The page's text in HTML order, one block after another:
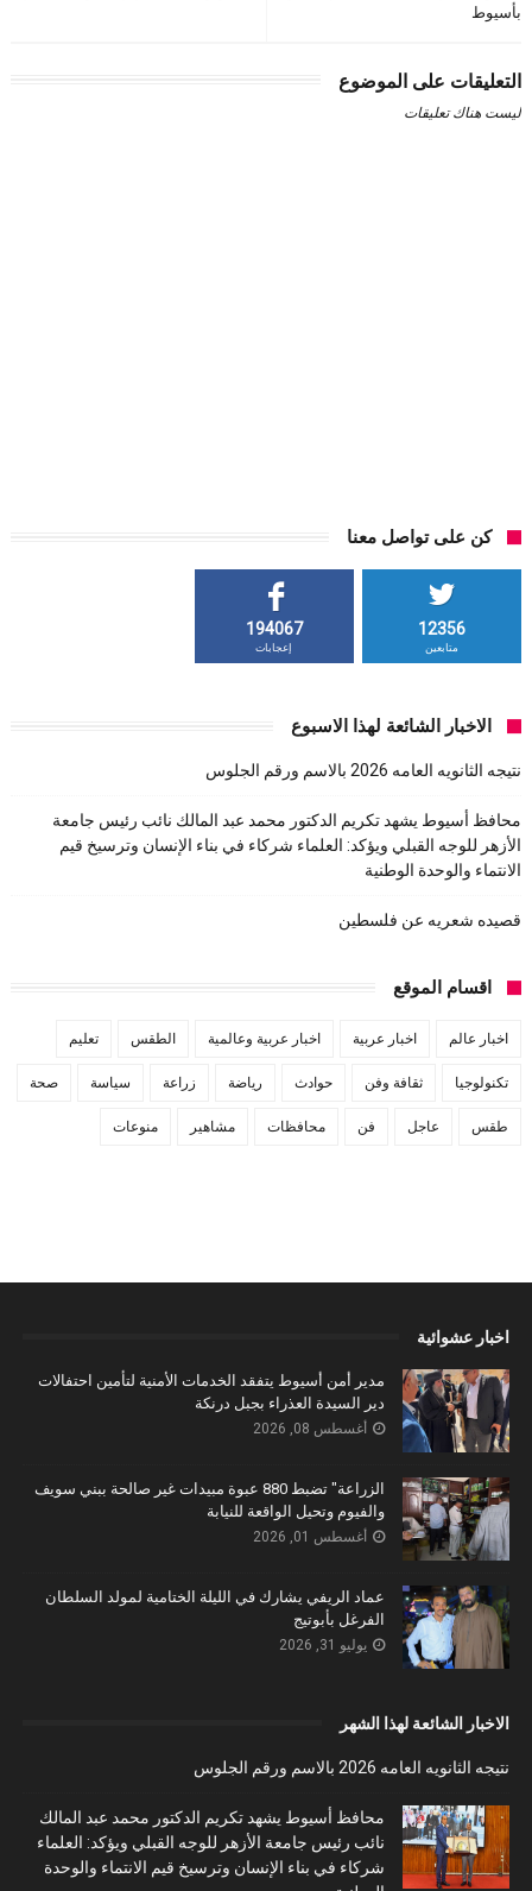
بأسيوط
التعليقات على الموضوع
ليست هناك تعليقات
كن على تواصل معنا
12356
متابعين
194067
إعجابات
الاخبار الشائعة لهذا الاسبوع
نتيجه الثانويه العامه 2026 بالاسم ورقم الجلوس
محافظ أسيوط يشهد تكريم الدكتور محمد عبد المالك نائب رئيس جامعة
الأزهر للوجه القبلي ويؤكد: العلماء شركاء في بناء الإنسان وترسيخ قيم
الانتماء والوحدة الوطنية
قصيده شعريه عن فلسطين
اقسام الموقع
اخبار عالم اخبار عربية اخبار عربية وعالمية الطقس تعليم
تكنولوجيا ثقافة وفن حوادث رياضة زراعة سياسة صحة
طقس عاجل فن محافظات مشاهير منوعات
اخبار عشوائية
مدير أمن أسيوط يتفقد الخدمات الأمنية لتأمين احتفالات
دير السيدة العذراء بجبل درنكة
أغسطس 08, 2026
الزراعة" تضبط 880 عبوة مبيدات غير صالحة ببني سويف
والفيوم وتحيل الواقعة للنيابة
أغسطس 01, 2026
عماد الريفي يشارك في الليلة الختامية لمولد السلطان
الفرغل بأبوتيج
يوليو 31, 2026
الاخبار الشائعة لهذا الشهر
نتيجه الثانويه العامه 2026 بالاسم ورقم الجلوس
محافظ أسيوط يشهد تكريم الدكتور محمد عبد المالك
نائب رئيس جامعة الأزهر للوجه القبلي ويؤكد: العلماء
شركاء في بناء الإنسان وترسيخ قيم الانتماء والوحدة